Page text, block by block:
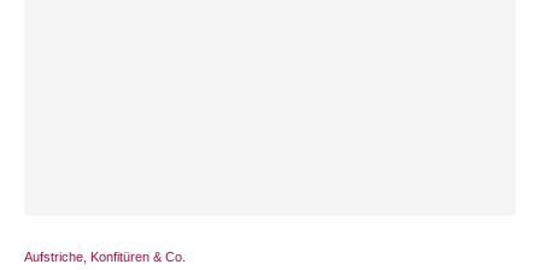
Aufstriche, Konfitüren & Co.